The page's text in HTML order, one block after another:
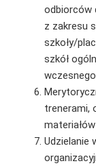
odbiorców
z zakresu
szkoły/
szkół
trenerami,
Udzielanie